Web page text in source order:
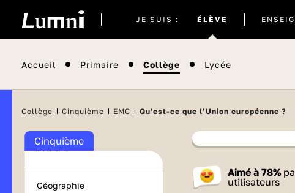
JE SUIS : ÉLÈVE
actuel
Accueil Primaire Collège Lycée
Collège Cinquième EMC Qu'est-ce que l’Union européenne ?
Cinquième
Français
Langues vivantes
Histoire
Géographie
Contenu
France
Aimé à78%
utilisateurs